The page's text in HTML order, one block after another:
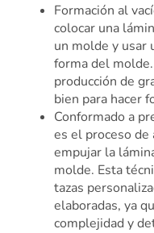
Formación al
colocar una
un molde y usar
forma del
producción de
bien para hacer
Conformado a
es el proceso de
empujar la
molde. Esta
tazas
elaboradas, ya
complejidad y